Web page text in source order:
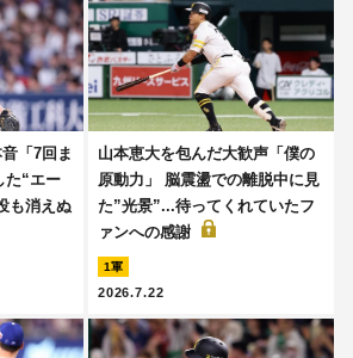
「7回ま
た“エー
も消えぬ
山本恵大を包んだ大歓声「僕の
原動力」 脳震盪での離脱中に見
た”光景”...待ってくれていたフ
ァンへの感謝
1軍
2026.7.22